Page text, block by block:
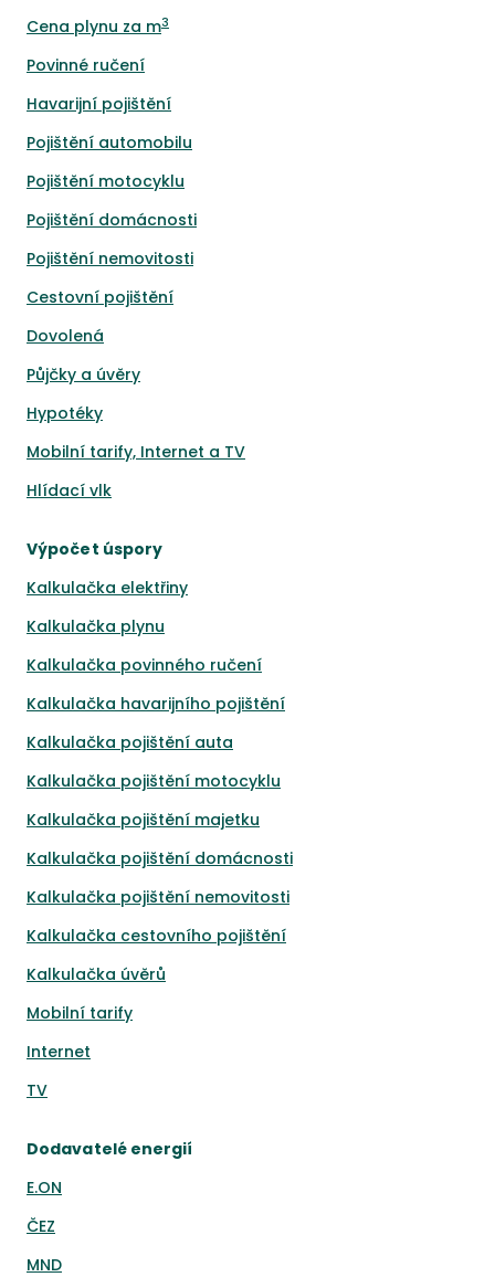
Cena plynu za m3
Povinné ručení
Havarijní pojištění
Pojištění automobilu
Pojištění motocyklu
Pojištění domácnosti
Pojištění nemovitosti
Cestovní pojištění
Dovolená
Půjčky a úvěry
Hypotéky
Mobilní tarify, Internet a TV
Hlídací vlk
Výpočet úspory
Kalkulačka elektřiny
Kalkulačka plynu
Kalkulačka povinného ručení
Kalkulačka havarijního pojištění
Kalkulačka pojištění auta
Kalkulačka pojištění motocyklu
Kalkulačka pojištění majetku
Kalkulačka pojištění domácnosti
Kalkulačka pojištění nemovitosti
Kalkulačka cestovního pojištění
Kalkulačka úvěrů
Mobilní tarify
Internet
TV
Dodavatelé energií
E.ON
ČEZ
MND